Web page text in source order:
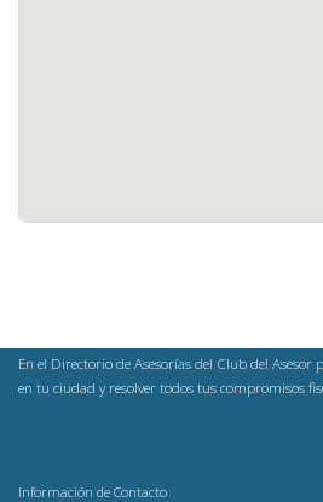
En el Directorio de Asesorías del Club del Asesor
en tu ciudad y resolver todos tus compromisos
Información de Contacto